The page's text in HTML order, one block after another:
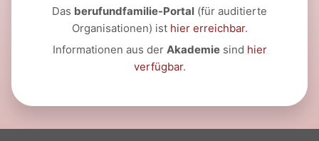
Das berufundfamilie-Portal (für auditierte
Organisationen) ist hier erreichbar.
Informationen aus der Akademiesind hier
verfügbar.